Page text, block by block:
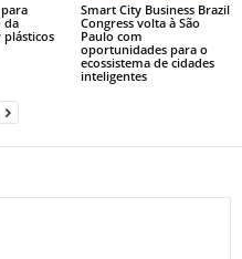
da
Smart City Business Brazil
Congress volta à São
Paulo com
oportunidades para o
ecossistema de cidades
inteligentes